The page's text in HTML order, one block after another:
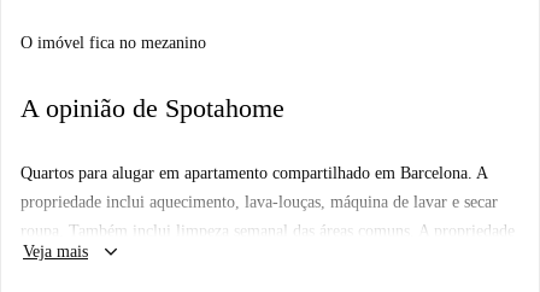
O imóvel fica no mezanino
A opinião de Spotahome
Quartos para alugar em apartamento compartilhado em Barcelona. A
propriedade inclui aquecimento, lava-louças, máquina de lavar e secar
roupa. Também inclui limpeza semanal das áreas comuns. A propriedade
também tem ferro de passar e aspirador de pó. Lençóis e toalhas são
Veja mais keyboard_arrow_down